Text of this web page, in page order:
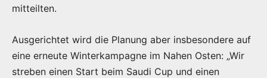
mitteilten.
Ausgerichtet wird die Planung aber insbesondere auf
eine erneute Winterkampagne im Nahen Osten: „Wir
streben einen Start beim Saudi Cup und einen